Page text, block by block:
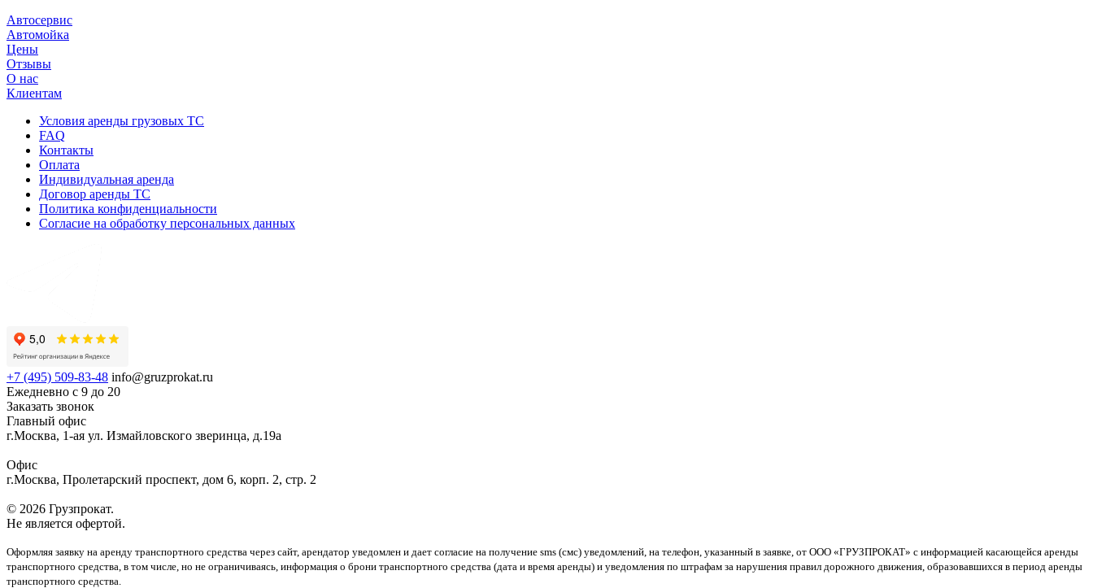
Автосервис
Автомойка
Цены
Отзывы
О нас
Клиентам
Условия аренды грузовых ТС
FAQ
Контакты
Оплата
Индивидуальная аренда
Договор аренды ТС
Политика конфиденциальности
Согласие на обработку персональных данных
+7 (495) 509-83-48 info@gruzprokat.ru
Ежедневно с 9 до 20
Заказать звонок
Главный офис
г.Москва, 1-ая ул. Измайловского зверинца, д.19а
Офис
г.Москва, Пролетарский проспект, дом 6, корп. 2, стр. 2
© 2026 Грузпрокат.
Не является офертой.
Оформляя заявку на аренду транспортного средства через сайт, арендатор уведомлен и дает согласие на получение sms (смс) уведомлений, на телефон, указанный в заявке, от ООО «ГРУЗПРОКАТ» с информацией касающейся аренды
транспортного средства, в том числе, но не ограничиваясь, информация о брони транспортного средства (дата и время аренды) и уведомления по штрафам за нарушения правил дорожного движения, образовавшихся в период аренды
транспортного средства.